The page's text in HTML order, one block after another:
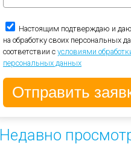
Настоящим подтверждаю и даю
на обработку своих персональных
соответствии с условиями
персональных данных
Недавно